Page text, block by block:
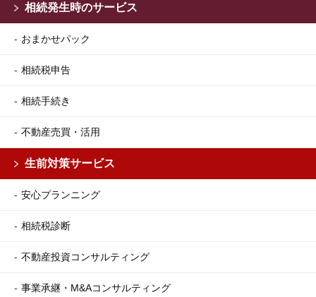
相続発生時のサービス
おまかせパック
相続税申告
相続手続き
不動産売買・活用
生前対策サービス
安心プランニング
相続税診断
不動産投資コンサルティング
事業承継・M&Aコンサルティング